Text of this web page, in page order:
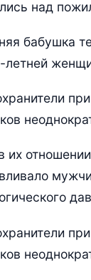
над
бабушка
их